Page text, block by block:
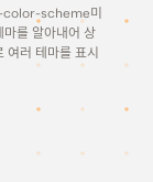
scheme미
마를 알아내어 상
여러 테마를 표시